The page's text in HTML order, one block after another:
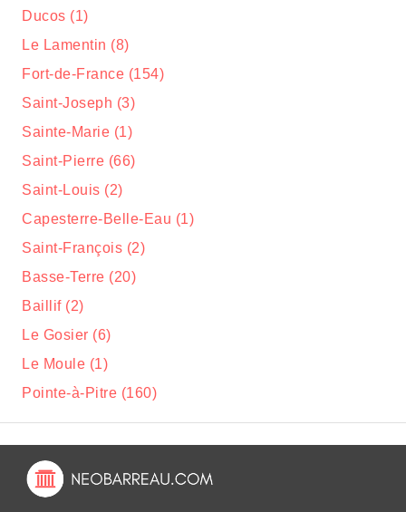
Ducos (1)
Le Lamentin (8)
Fort-de-France (154)
Saint-Joseph (3)
Sainte-Marie (1)
Saint-Pierre (66)
Saint-Louis (2)
Capesterre-Belle-Eau (1)
Saint-François (2)
Basse-Terre (20)
Baillif (2)
Le Gosier (6)
Le Moule (1)
Pointe-à-Pitre (160)